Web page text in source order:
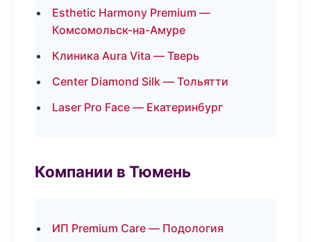
Esthetic Harmony Premium —
Комсомольск-на-Амуре
Клиника Aura Vita — Тверь
Center Diamond Silk — Тольятти
Laser Pro Face — Екатеринбург
Компании в Тюмень
ИП Premium Care — Подология